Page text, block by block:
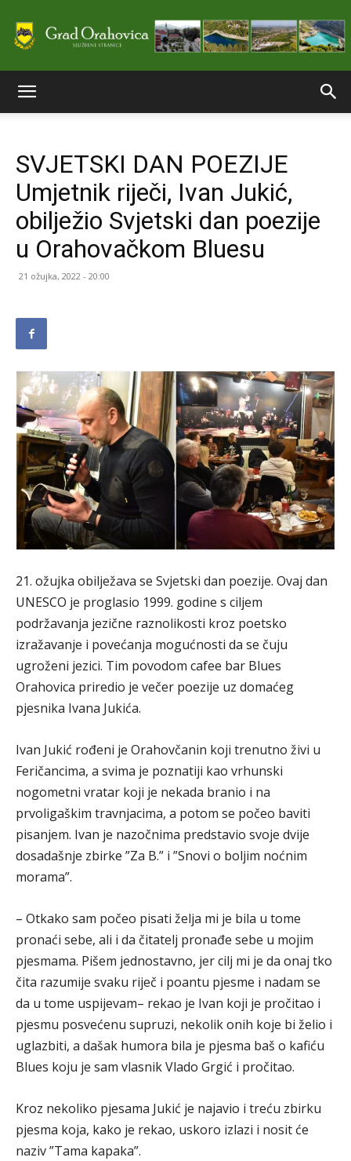
stranice
Grada
SVJETSKI DAN POEZIJE
Umjetnik riječi, Ivan Jukić,
obilježio Svjetski dan poezije
u Orahovačkom Bluesu
21 ožujka, 2022 - 20:00
21. ožujka obilježava se Svjetski dan poezije. Ovaj dan
UNESCO je proglasio 1999. godine s ciljem
podržavanja jezične raznolikosti kroz poetsko
izražavanje i povećanja mogućnosti da se čuju
ugroženi jezici. Tim povodom cafee bar Blues
Orahovica priredio je večer poezije uz domaćeg
pjesnika Ivana Jukića.
Ivan Jukić rođeni je Orahovčanin koji trenutno živi u
Feričancima, a svima je poznatiji kao vrhunski
nogometni vratar koji je nekada branio i na
prvoligaškim travnjacima, a potom se počeo baviti
pisanjem. Ivan je nazočnima predstavio svoje dvije
dosadašnje zbirke ”Za B.” i ”Snovi o boljim noćnim
morama”.
– Otkako sam počeo pisati želja mi je bila u tome
pronaći sebe, ali i da čitatelj pronađe sebe u mojim
pjesmama. Pišem jednostavno, jer cilj mi je da onaj tko
čita razumije svaku riječ i poantu pjesme i nadam se
da u tome uspijevam– rekao je Ivan koji je pročitao i
pjesmu posvećenu supruzi, nekolik onih koje bi želio i
uglazbiti, a dašak humora bila je pjesma baš o kafiću
Blues koju je sam vlasnik Vlado Grgić i pročitao.
Kroz nekoliko pjesama Jukić je najavio i treću zbirku
pjesma koja, kako je rekao, uskoro izlazi i nosit će
naziv ”Tama kapaka”.